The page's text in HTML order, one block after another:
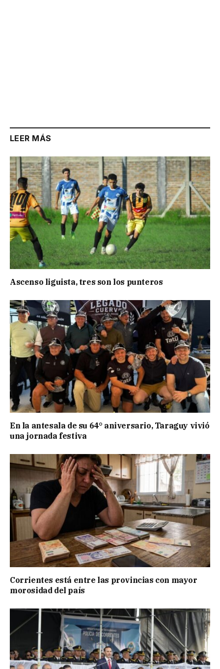
LEER MÁS
Ascenso liguista, tres son los punteros
En la antesala de su 64° aniversario, Taraguy vivió
una jornada festiva
Corrientes está entre las provincias con mayor
morosidad del país